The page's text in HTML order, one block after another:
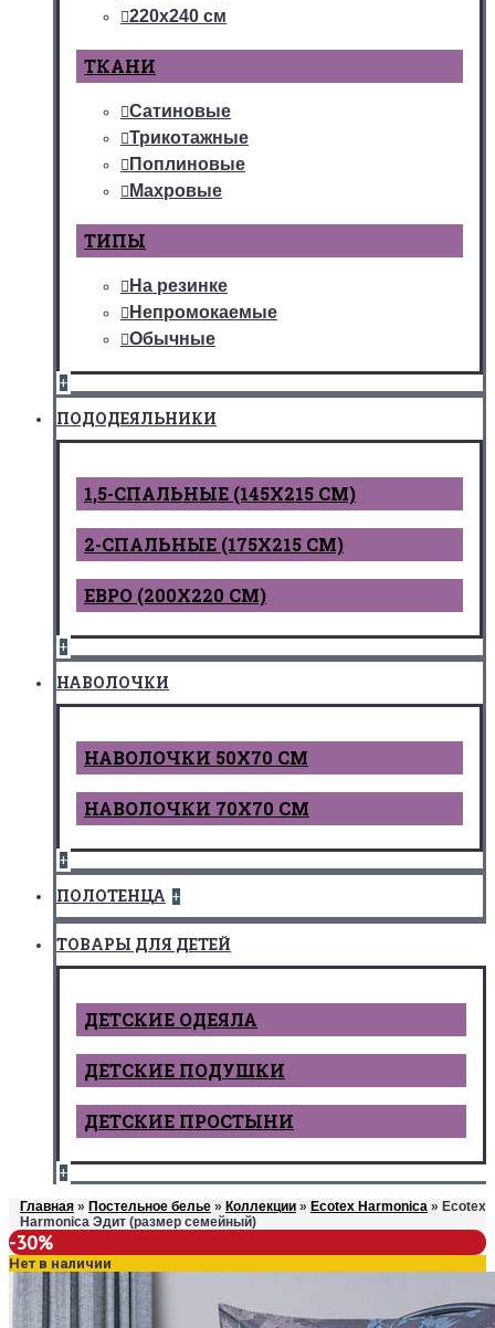
220х240 см
ТКАНИ
Сатиновые
Трикотажные
Поплиновые
Махровые
ТИПЫ
На резинке
Непромокаемые
Обычные
+
ПОДОДЕЯЛЬНИКИ
1,5-СПАЛЬНЫЕ (145Х215 СМ)
2-СПАЛЬНЫЕ (175Х215 СМ)
ЕВРО (200Х220 СМ)
+
НАВОЛОЧКИ
НАВОЛОЧКИ 50Х70 СМ
НАВОЛОЧКИ 70Х70 СМ
+
ПОЛОТЕНЦА +
ТОВАРЫ ДЛЯ ДЕТЕЙ
ДЕТCКИЕ ОДЕЯЛА
ДЕТСКИЕ ПОДУШКИ
ДЕТСКИЕ ПРОСТЫНИ
+
Главная » Постельное белье » Коллекции » Ecotex Harmonica » Ecotex
Harmonica Эдит (размер семейный)
-30%
Нет в наличии